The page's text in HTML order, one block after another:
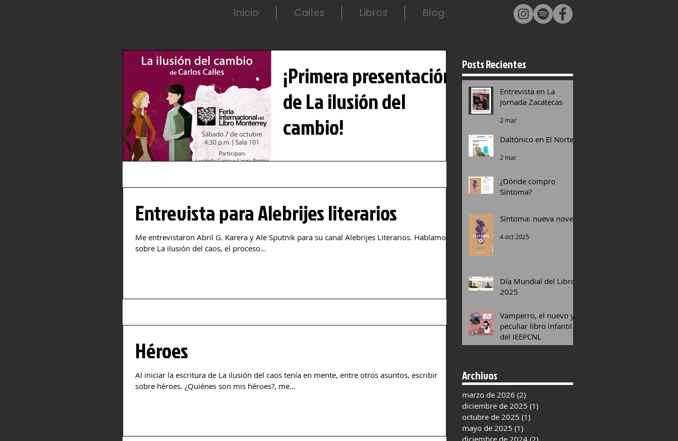
Inicio Calles Libros Blog
¡Primera presentación
de La ilusión del
cambio!
del cambio en la Feria Internacional del Libro de
Entrevista para Alebrijes literarios
Me entrevistaron Abril G. Karera y Ale Sputnik para su canal Alebrijes Literarios. Hablamos
sobre La ilusión del caos, el proceso...
Héroes
Al iniciar la escritura de La ilusión del caos tenía en mente, entre otros asuntos, escribir
sobre héroes. ¿Quiénes son mis héroes?, me...
Entrevista en La
Jornada Zacatecas
2 mar
Daltónico en El Norte
2 mar
¿Dónde compro
Síntoma?
Síntoma: nueva novela
4 oct 2025
Día Mundial del Libro
2025
Vamperro, el nuevo y
peculiar libro infantil
del IEEPCNL
Posts Recientes
Archivos
marzo de 2026 (2)
diciembre de 2025 (1)
octubre de 2025 (1)
mayo de 2025 (1)
diciembre de 2024 (2)